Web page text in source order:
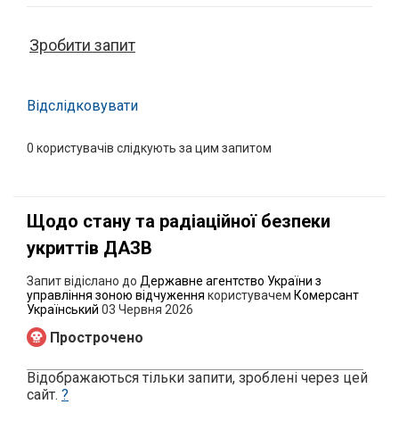
Зробити запит
Відслідковувати
0 користувачів слідкують за цим запитом
Щодо стану та радіаційної безпеки
укриттів ДАЗВ
Запит відіслано до Державне агентство України з
управління зоною відчуження користувачем Комерсант
Український 03 Червня 2026
Прострочено
Відображаються тільки запити, зроблені через цей
сайт. ?